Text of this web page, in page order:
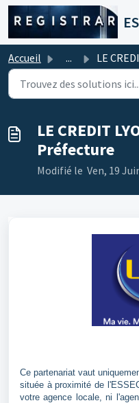
Passer au contenu principal
Accueil ... LE CREDIT
LE CREDIT
Préfecture
Modifié le Ven, 19
Ce partenariat vaut
située à proximité de
votre agence locale, ni